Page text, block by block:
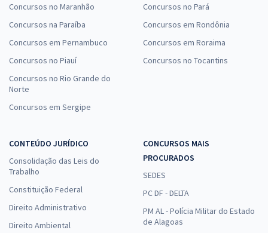
Concursos no Maranhão
Concursos na Paraíba
Concursos em Pernambuco
Concursos no Piauí
Concursos no Rio Grande do
Norte
Concursos em Sergipe
Concursos no Pará
Concursos em Rondônia
Concursos em Roraima
Concursos no Tocantins
CONTEÚDO JURÍDICO
Consolidação das Leis do
Trabalho
Constituição Federal
Direito Administrativo
Direito Ambiental
CONCURSOS MAIS
PROCURADOS
SEDES
PC DF - DELTA
PM AL - Polícia Militar do Estado
de Alagoas